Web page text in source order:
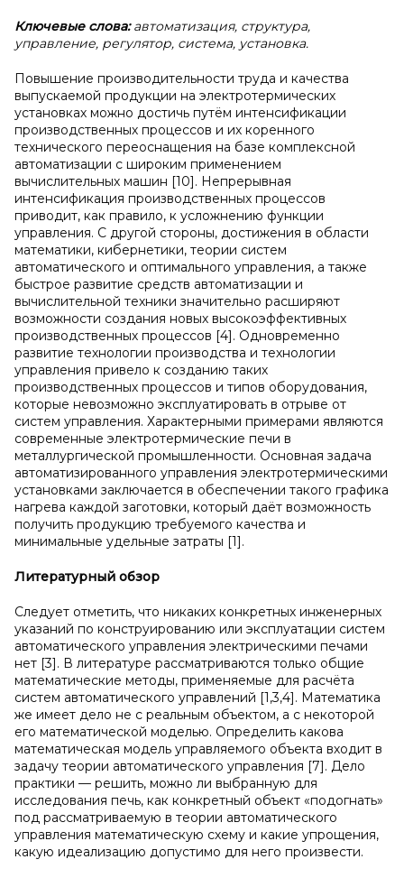
Ключевые слова:автоматизация, структура,
управление, регулятор, система, установка.
Повышение производительности труда и качества
выпускаемой продукции на электротермических
установках можно достичь путём интенсификации
производственных процессов и их коренного
технического переоснащения на базе комплексной
автоматизации с широким применением
вычислительных машин [10]. Непрерывная
интенсификация производственных процессов
приводит, как правило, к усложнению функции
управления. С другой стороны, достижения в области
математики, кибернетики, теории систем
автоматического и оптимального управления, а также
быстрое развитие средств автоматизации и
вычислительной техники значительно расширяют
возможности создания новых высокоэффективных
производственных процессов [4]. Одновременно
развитие технологии производства и технологии
управления привело к созданию таких
производственных процессов и типов оборудования,
которые невозможно эксплуатировать в отрыве от
систем управления. Характерными примерами являются
современные электротермические печи в
металлургической промышленности. Основная задача
автоматизированного управления электротермическими
установками заключается в обеспечении такого графика
нагрева каждой заготовки, который даёт возможность
получить продукцию требуемого качества и
минимальные удельные затраты [1].
Литературный обзор
Следует отметить, что никаких конкретных инженерных
указаний по конструированию или эксплуатации систем
автоматического управления электрическими печами
нет [3]. В литературе рассматриваются только общие
математические методы, применяемые для расчёта
систем автоматического управлений [1,3,4]. Математика
же имеет дело не с реальным объектом, а с некоторой
его математической моделью. Определить какова
математическая модель управляемого объекта входит в
задачу теории автоматического управления [7]. Дело
практики — решить, можно ли выбранную для
исследования печь, как конкретный объект «подогнать»
под рассматриваемую в теории автоматического
управления математическую схему и какие упрощения,
какую идеализацию допустимо для него произвести.